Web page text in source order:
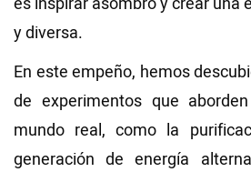
y diversa.
En este empeño, hemos
de experimentos que
mundo real, como la
generación de energía